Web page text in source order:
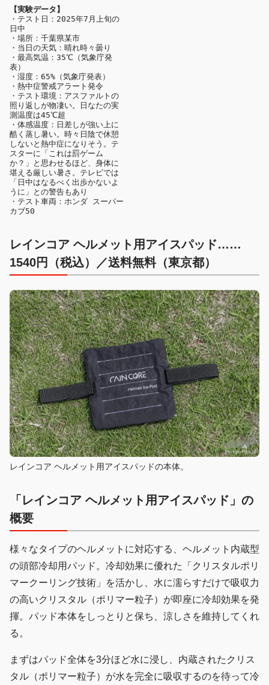
【実験データ】
・テスト日：2025年7月上旬の
日中
・場所：千葉県某市
・当日の天気：晴れ時々曇り
・最高気温：35℃（気象庁発
表）
・湿度：65%（気象庁発表）
・熱中症警戒アラート発令
・テスト環境：アスファルトの
照り返しが物凄い。日なたの実
測温度は45℃超
・体感温度：日差しが強い上に
酷く蒸し暑い。時々日陰で休憩
しないと熱中症になりそう。テ
スターに「これは罰ゲーム
か？」と思わせるほど、身体に
堪える厳しい暑さ。テレビでは
「日中はなるべく出歩かないよ
うに」との警告もあり
・テスト車両：ホンダ スーパー
カブ50
レインコア ヘルメット用アイスパッド……
1540円（税込）／送料無料（東京都）
レインコア ヘルメット用アイスパッドの本体。
「レインコア ヘルメット用アイスパッド」の
概要
様々なタイプのヘルメットに対応する、ヘルメット内蔵型
の頭部冷却用パッド。冷却効果に優れた「クリスタルポリ
マークーリング技術」を活かし、水に濡らすだけで吸収力
の高いクリスタル（ポリマー粒子）が即座に冷却効果を発
揮。パッド本体をしっとりと保ち、涼しさを維持してくれ
る。
まずはパッド全体を3分ほど水に浸し、内蔵されたクリス
タル（ポリマー粒子）が水を完全に吸収するのを待って冷